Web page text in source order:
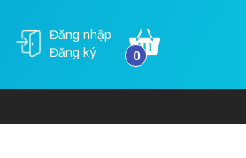
Đăng nhập
Đăng ký
0